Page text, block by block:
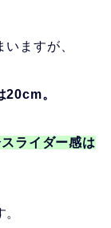
ますが、
20cm。
ライダー感は